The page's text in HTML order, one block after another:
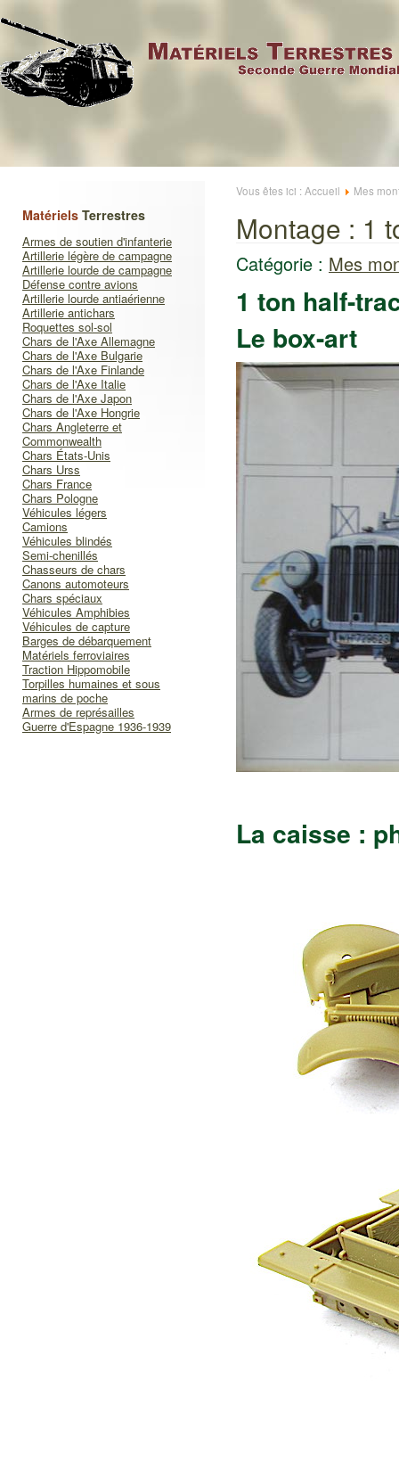
Matériels Terrestres
Armes de soutien d'infanterie
Artillerie légère de campagne
Artillerie lourde de campagne
Défense contre avions
Artillerie lourde antiaérienne
Artillerie antichars
Roquettes sol-sol
Chars de l'Axe Allemagne
Chars de l'Axe Bulgarie
Chars de l'Axe Finlande
Chars de l'Axe Italie
Chars de l'Axe Japon
Chars de l'Axe Hongrie
Chars Angleterre et
Commonwealth
Chars États-Unis
Chars Urss
Chars France
Chars Pologne
Véhicules légers
Camions
Véhicules blindés
Semi-chenillés
Chasseurs de chars
Canons automoteurs
Chars spéciaux
Véhicules Amphibies
Véhicules de capture
Barges de débarquement
Matériels ferroviaires
Traction Hippomobile
Torpilles humaines et sous
marins de poche
Armes de représailles
Guerre d'Espagne 1936-1939
Vous êtes ici : Accueil Mes
Montage : 1
Catégorie : Mes
1 ton half-
Le box-art
La caisse :